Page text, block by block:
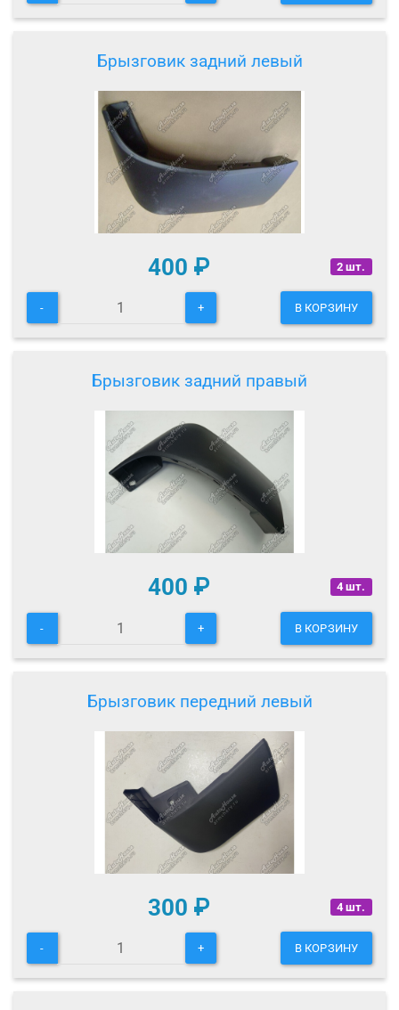
Брызговик задний левый
2 шт.
400 ₽
- + В КОРЗИНУ
Брызговик задний правый
4 шт.
400 ₽
- + В КОРЗИНУ
Брызговик передний левый
4 шт.
300 ₽
- + В КОРЗИНУ